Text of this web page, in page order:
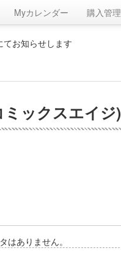
Myカレンダー 購入管理
てお知らせします
ックスエイジ)
はありません。